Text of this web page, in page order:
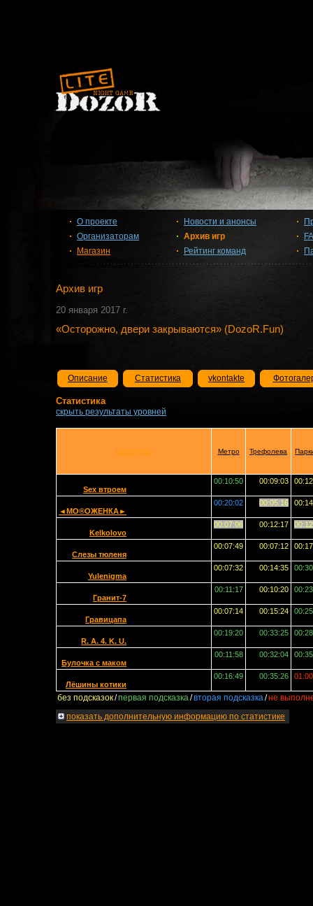
О проекте
Организаторам
Магазин
Новости и анонсы
Архив игр
Рейтинг команд
Архив игр
20 января 2017 г.
«Осторожно, двери закрываются» (DozoR.Fun)
Описание Статистика vkontakte
Статистика
скрыть результаты уровней
КОМАНДЫ Метро Трефолева
Sex втроем
00:10:50 00:09:03
◄МО®ОЖЕНКА►
00:20:02 00:05:16
Kelkolovo
00:07:06 00:12:17
Слезы тюленя
00:07:49 00:07:12
Yulenigma
00:07:32 00:14:35
Гранит-7
00:11:17 00:10:20
Гравицапа
00:07:14 00:15:24
R. A. 4. K. U.
00:19:20 00:33:25
Булочка с маком
00:11:58 00:32:04
Лёшины котики
00:16:49 00:35:26
без подсказок/первая подсказка/вторая подсказка/не
показать дополнительную информацию по статистике